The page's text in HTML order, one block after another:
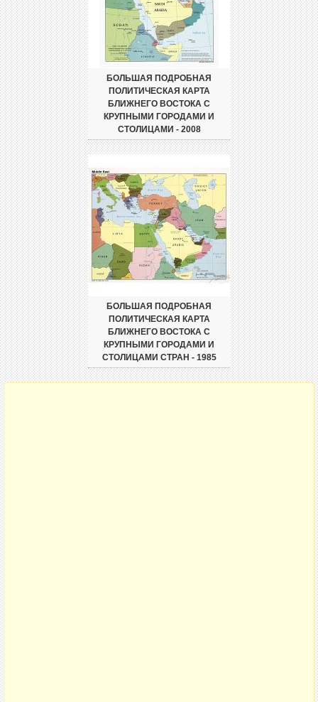
БОЛЬШАЯ ПОДРОБНАЯ
ПОЛИТИЧЕСКАЯ КАРТА
БЛИЖНЕГО ВОСТОКА С
КРУПНЫМИ ГОРОДАМИ И
СТОЛИЦАМИ - 2008
БОЛЬШАЯ ПОДРОБНАЯ
ПОЛИТИЧЕСКАЯ КАРТА
БЛИЖНЕГО ВОСТОКА С
КРУПНЫМИ ГОРОДАМИ И
СТОЛИЦАМИ СТРАН - 1985